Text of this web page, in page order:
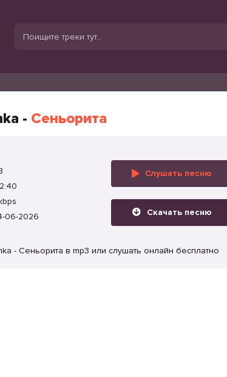
- Сеньорита
2:40
06-2026
Слушать песню
Скачать песню
- Сеньорита в mp3 или слушать онлайн бесплатно